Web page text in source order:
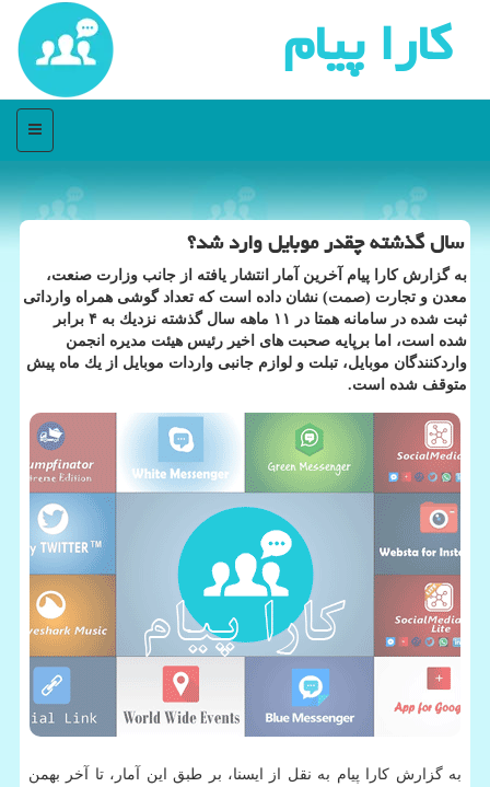
كارا پیام
منو
سال گذشته چقدر موبایل وارد شد؟
به گزارش كارا پیام آخرین آمار انتشار یافته از جانب وزارت صنعت،
معدن و تجارت (صمت) نشان داده است كه تعداد گوشی همراه وارداتی
ثبت شده در سامانه همتا در ۱۱ ماهه سال گذشته نزدیك به ۴ برابر
شده است، اما برپایه صحبت های اخیر رئیس هیئت مدیره انجمن
واردكنندگان موبایل، تبلت و لوازم جانبی واردات موبایل از یك ماه پیش
متوقف شده است.
به گزارش كارا پیام به نقل از ایسنا، بر طبق این آمار، تا آخر بهمن